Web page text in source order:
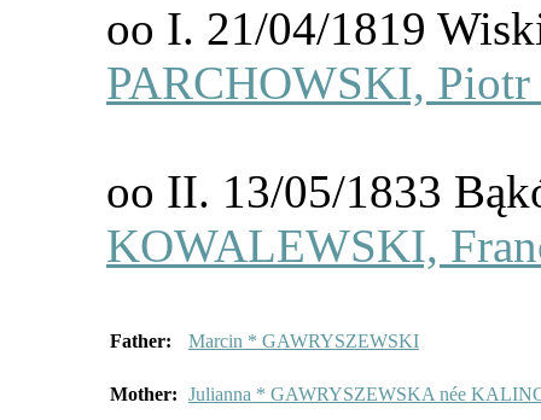
oo I. 21/04/1819
PARCHOWSKI,
oo II. 13/05/1833
KOWALEWSKI,
Father: Marcin * GAWRYSZEWSKI
Mother: Julianna * GAWRYSZEWSKA née